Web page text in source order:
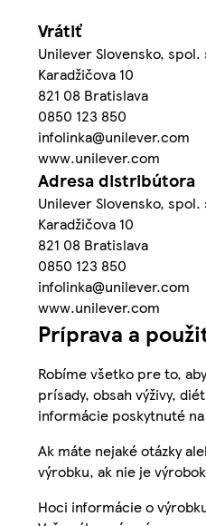
Vrátiť
Unilever Slovensko, spol.
Karadžičova 10
821 08 Bratislava
0850 123 850
infolinka@unilever.com
www.unilever.com
Adresa distribútora
Unilever Slovensko, spol.
Karadžičova 10
821 08 Bratislava
0850 123 850
infolinka@unilever.com
www.unilever.com
Príprava a
Robíme všetko pre to,
prísady, obsah výživy,
informácie poskytnuté
Ak máte nejaké otázky
výrobku, ak nie je
Hoci informácie o